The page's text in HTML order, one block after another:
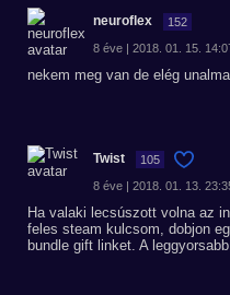
neuroflex 152
8 éve | 2018. 01. 15.
nekem meg van de elég
Twist 105
8 éve | 2018. 01. 13.
Ha valaki lecsúszott volna az
feles steam kulcsom, dobjon
bundle gift linket. A